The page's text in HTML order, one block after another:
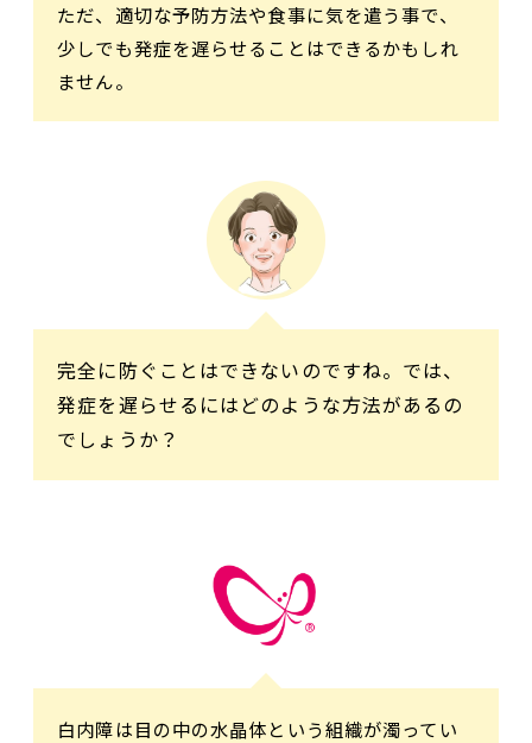
ただ、適切な予防方法や食事に気を遣う事で、
少しでも発症を遅らせることはできるかもしれ
ません。
完全に防ぐことはできないのですね。では、
発症を遅らせるにはどのような方法があるの
でしょうか？
白内障は目の中の水晶体という組織が濁ってい